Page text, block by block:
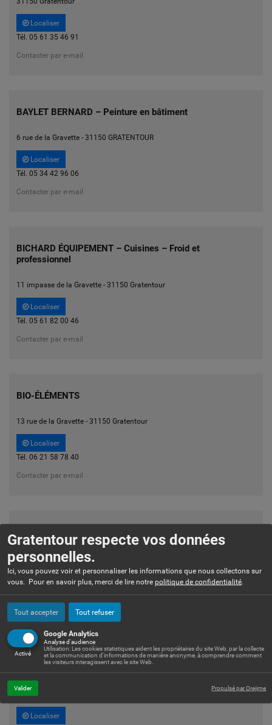
Gratentour respecte vos données
personnelles.
Ici, vous pouvez voir et personnaliser les informations que nous collectons sur
vous. Pour en savoir plus, merci de lire notre politique de confidentialité.
Tout accepter Tout refuser
Google Analytics
Activé
Analyse d'audience
Utilisation: Les cookies statistiques aident les propriétaires du site Web, par la collecte
et la communication d'informations de manière anonyme, à comprendre comment
les visiteurs interagissent avec le site Web.
Valider Propulsé par Orejime
Localiser
Tél. 05 61 35 46 91
Contacter par e-mail
BAYLET BERNARD – Peinture en bâtiment
6 rue de la Gravette - 31150 GRATENTOUR
Localiser
Tél. 05 34 42 96 06
Contacter par e-mail
BICHARD ÉQUIPEMENT – Cuisines – Froid et
professionnel
11 impasse de la Gravette - 31150 Gratentour
Localiser
Tél. 05 61 82 00 46
Contacter par e-mail
BIO-ÉLÉMENTS
13 rue de la Gravette - 31150 Gratentour
Localiser
Tél. 06 21 58 78 40
Contacter par e-mail
15 rue de la Gravette - 31150 Gratentour
Localiser
Contacter par e-mail
BOBINE ET PELOTE
6 rue de Rayssac 31150 Gratentour
Localiser